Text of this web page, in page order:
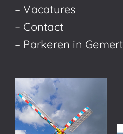
– Vacatures
– Contact
– Parkeren in Gemert